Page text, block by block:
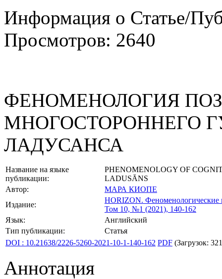
Информация о Статье/
Просмотров: 2640
ФЕНОМЕНОЛОГИЯ
МНОГОСТОРОННЕГО
ЛАДУСАНСА
Название на языке
публикации:
PHENOMENOLOGY OF
LADUSĀNS
Автор:
МАРА КИОПЕ
Издание:
HORIZON. Феноменологические
Том 10, №1 (2021), 140-162
Язык:
Английский
Тип публикации:
Статья
DOI : 10.21638/2226-5260-2021-10-1-140-162 PDF (Загрузок:
Аннотация